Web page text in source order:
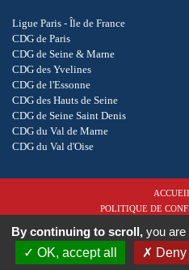
Ligue Paris - Île de France
CDG de Paris
CDG de Seine & Marne
CDG des Yvelines
CDG de l'Essonne
CDG des Hauts de Seine
CDG de Seine Saint Denis
CDG du Val de Marne
CDG du Val d'Oise
POLITIQUE DE
Copyright © 2026 - CD de Golf de L'Essonne.
By continuing to scroll, you are
OK, accept all